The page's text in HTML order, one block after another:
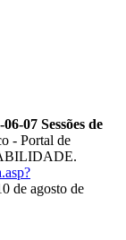
07 Sessões de
- Portal de
de agosto de